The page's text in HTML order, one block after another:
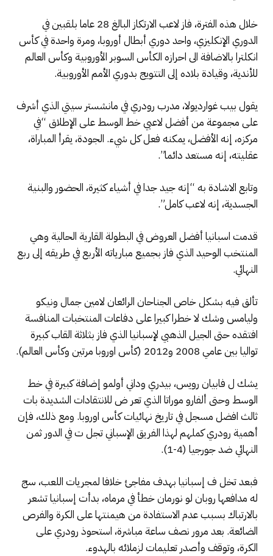
خلال هذه الفترة، فاز لاعب الارتكاز البالغ 28 عاما بلقبين في
الدوري الإنكليزي، واحد دوري أبطال أوروبا، ومرة واحدة في كأس
انكلترا بالاضافة الى احرازه الكأس السوبر الأوروبية وكأس العالم
للأندية، وقيادة بلاده إلى التتويج بدوري الأمم الأوروبية.
يقول بيب غوارديولا، مدرب رودري في مانشستر سيتي الذي أشرف
على مجموعة من أفضل لاعبي خط الوسط على الإطلاق “في
مركزه، إنه الأفضل، يمكنه فعل كل شيء. الجودة، يقرأ المباراة،
عقليته، إنه مستعد دائما”.
وتابع الاشادة به “إنه جيد جدا في أشياء كثيرة، الحضور والبنية
الجسدية، إنه لاعب كامل”.
قدمت اسبانيا أفضل العروض في البطولة القارية الحالية وهي
المنتخب الوحيد الذي فاز بجميع مبارياته الأربع في طريقه إلى ربع
النهائي.
تألق فيه بشكل خاص الجناحان الرائعان لامين جمال ونيكو
وليامس وشك لا خطرا كبيرا على دفاعات المنتخبات المنافسة
افتقده حتى الجيل الذهبي لإسبانيا الذي فاز بثلاثة القاب كبيرة
تواليا بين عامي 2008 و2012 (كأس اوروبا مرتين وكأس العالم).
يشك ل فابيان رويس، بيدري وداني أولمو إضافة كبيرة في خط
الوسط وحتى ألفارو موراتا الذي تعر ض للانتقادات الشديدة بات
ثالث افضل مسجل في تاريخ نهائيات كأس اوروبا. ومع ذلك، فإن
أهمية رودري كملهم لهذا الفريق الإسباني تجل ت في الدور ثمن
النهائي ضد جورجيا (4-1).
فبعد تخل ف إسبانيا بهدف مفاجئ خلافا لمجريات اللعب، سج
له مدافعها روبان لو نورمان خطأ في مرماه، بدأت إسبانيا تشعر
بالارتباك بسبب عدم الاستفادة من هيمنتها على الكرة والفرص
الضائعة. بعد مرور نصف ساعة مباشرة، استحوذ رودري على
الكرة، وتوقف وأصدر تعليمات لزملائه بالهدوء.